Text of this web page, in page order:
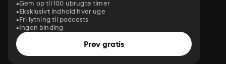
Gem op til 100 ubrugte timer
Eksklusivt indhold hver uge
Fri lytning til podcasts
Ingen binding
Prøv gratis